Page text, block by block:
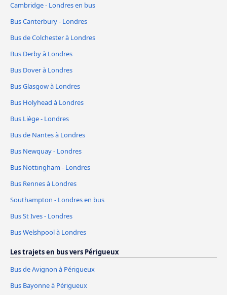
Cambridge - Londres en bus
Bus Canterbury - Londres
Bus de Colchester à Londres
Bus Derby à Londres
Bus Dover à Londres
Bus Glasgow à Londres
Bus Holyhead à Londres
Bus Liège - Londres
Bus de Nantes à Londres
Bus Newquay - Londres
Bus Nottingham - Londres
Bus Rennes à Londres
Southampton - Londres en bus
Bus St Ives - Londres
Bus Welshpool à Londres
Les trajets en bus vers Périgueux
Bus de Avignon à Périgueux
Bus Bayonne à Périgueux